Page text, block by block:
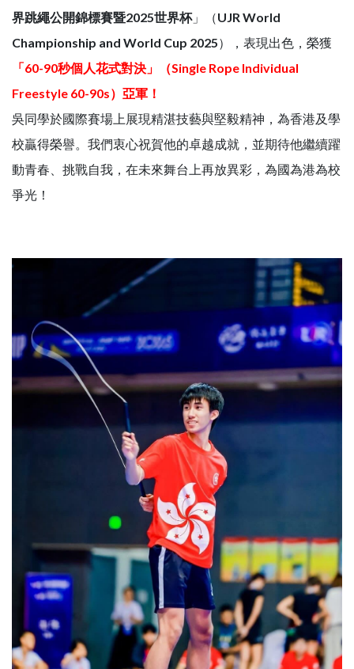
界跳繩公開錦標賽暨2025世界杯」（UJR World
Championship and World Cup 2025），表現出色，榮獲
「60-90秒個人花式對決」（Single Rope Individual
Freestyle 60-90s）亞軍！
吳同學於國際賽場上展現精湛技藝與堅毅精神，為香港及學
校贏得榮譽。我們衷心祝賀他的卓越成就，並期待他繼續躍
動青春、挑戰自我，在未來舞台上再放異彩，為國為港為校
爭光！